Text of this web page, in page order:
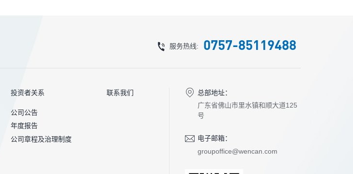
服务热线: 0757-85119488
投资者关系
公司公告
年度报告
公司章程及治理制度
联系我们
总部地址：
广东省佛山市里水镇和顺大道125
号
电子邮箱：
groupoffice@wencan.com